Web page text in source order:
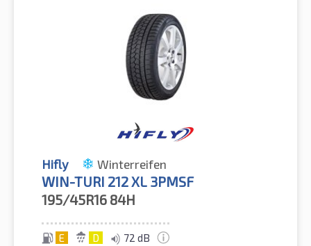
Hifly Winterreifen
WIN-TURI 212 XL 3PMSF
195/45R16 84H
E D 72 dB